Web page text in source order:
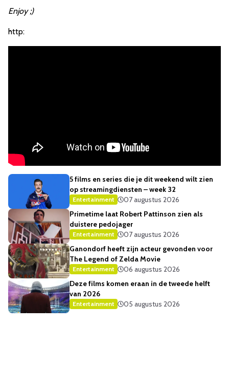
Enjoy ;)
http:
5 films en series die je dit weekend wilt zien
op streamingdiensten – week 32
Entertainment
07 augustus 2026
Primetime laat Robert Pattinson zien als
duistere pedojager
Entertainment
07 augustus 2026
Ganondorf heeft zijn acteur gevonden voor
The Legend of Zelda Movie
Entertainment
06 augustus 2026
Deze films komen eraan in de tweede helft
van 2026
Entertainment 05 augustus 2026